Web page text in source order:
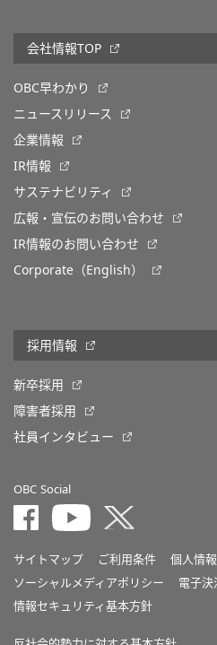
会社情報TOP
OBC早わかり
ニュースリリース
企業情報
IR情報
サステナビリティ
広報・宣伝のお問い合わせ
IR情報のお問い合わせ
Corporate（English）
採用情報
新卒採用
障害者採用
社員インタビュー
OBC Social
サイトマップ ご利用条件
個人情
ソーシャルメディアポリシー
電子決
情報セキュリティ基本方針